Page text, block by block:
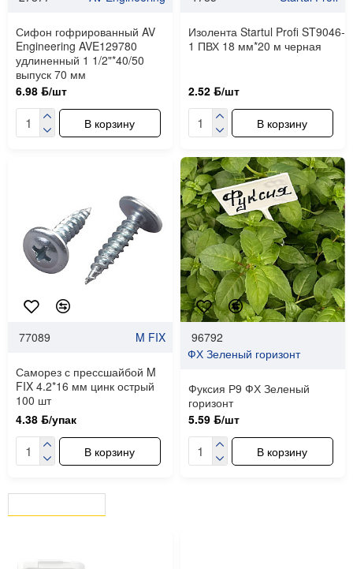
Сифон гофрированный AV
Engineering AVE129780
удлиненный 1 1/2"*40/50
выпуск 70 мм
6.98 ƃ/шт
В корзину
Изолента Startul Profi ST9046-
1 ПВХ 18 мм*20 м черная
2.52 ƃ/шт
В корзину
77089 M FIX
Саморез с прессшайбой M
FIX 4.2*16 мм цинк острый
100 шт
4.38 ƃ/упак
В корзину
96792
ФХ Зеленый горизонт
Фуксия Р9 ФХ Зеленый
горизонт
5.59 ƃ/шт
В корзину